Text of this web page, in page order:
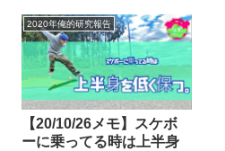
2020年俺的研究報告
【20/10/26メモ】スケボ
ーに乗ってる時は上半身